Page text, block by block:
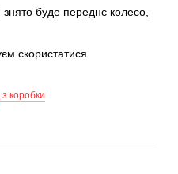
буде переднє колесо,
скористатися
з коробки